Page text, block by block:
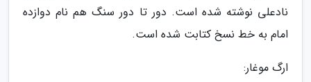
نادعلی نوشته شده است. دور تا دور سنگ هم نام دوازده
امام به خط نسخ کتابت شده است.
ارگ موغار: